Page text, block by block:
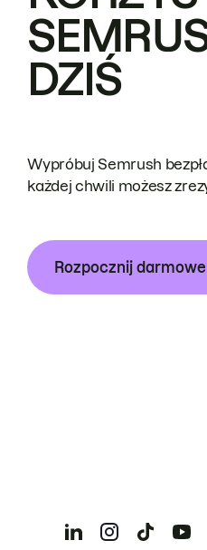
DZIŚ
Wypróbuj Semrush
każdej chwili możesz
Rozpocznij